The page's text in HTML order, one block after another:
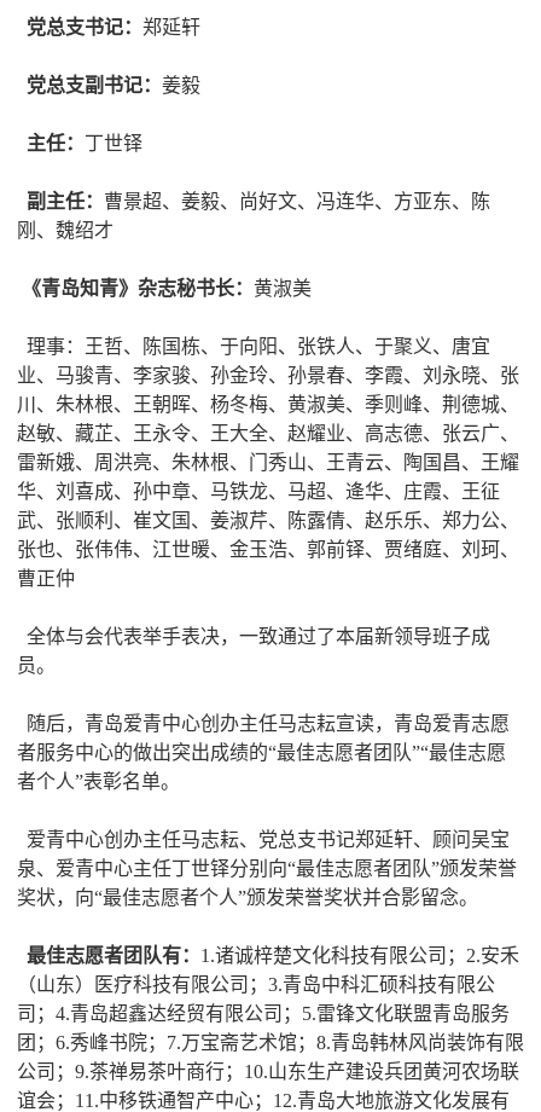
党总支书记： 郑延轩
党总支副书记： 姜毅
主任： 丁世铎
副主任： 曹景超、姜毅、尚好文、冯连华、方亚东、陈
刚、魏绍才
《青岛知青》杂志秘书长： 黄淑美
理事：王哲、陈国栋、于向阳、张铁人、于聚义、唐宜
业、马骏青、李家骏、孙金玲、孙景春、李霞、刘永晓、张
川、朱林根、王朝晖、杨冬梅、黄淑美、季则峰、荆德城、
赵敏、藏芷、王永令、王大全、赵耀业、高志德、张云广、
雷新娥、周洪亮、朱林根、门秀山、王青云、陶国昌、王耀
华、刘喜成、孙中章、马铁龙、马超、逄华、庄霞、王征
武、张顺利、崔文国、姜淑芹、陈露倩、赵乐乐、郑力公、
张也、张伟伟、江世暖、金玉浩、郭前铎、贾绪庭、刘珂、
曹正仲
全体与会代表举手表决，一致通过了本届新领导班子成
员。
随后，青岛爱青中心创办主任马志耘宣读，青岛爱青志愿
者服务中心的做出突出成绩的“最佳志愿者团队”“最佳志愿
者个人”表彰名单。
爱青中心创办主任马志耘、党总支书记郑延轩、顾问吴宝
泉、爱青中心主任丁世铎分别向“最佳志愿者团队”颁发荣誉
奖状，向“最佳志愿者个人”颁发荣誉奖状并合影留念。
最佳志愿者团队有： 1.诸诚梓楚文化科技有限公司；2.安禾
（山东）医疗科技有限公司；3.青岛中科汇硕科技有限公
司；4.青岛超鑫达经贸有限公司；5.雷锋文化联盟青岛服务
团；6.秀峰书院；7.万宝斋艺术馆；8.青岛韩林风尚装饰有限
公司；9.茶禅易茶叶商行；10.山东生产建设兵团黄河农场联
谊会；11.中移铁通智产中心；12.青岛大地旅游文化发展有